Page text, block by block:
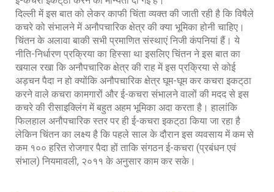
दिल्ली में इस बात को लेकर काफी चिंता व्यक्त की जाती रही है कि विषैले
कचरे को संभालने में अनौपचारिक क्षेत्र की क्या भूमिका होनी चाहिए।
चिंतन के अलावा बाकी सभी प्रमाणित संस्थाएं निजी कंपनियां हैं। ये
नीति-निर्धारण प्रक्रिया का हिस्सा था इसलिए चिंतन ने इस बात का
खयाल रखा कि अनौपचारिक क्षेत्र की राह में इस प्रक्रिया से कोई
अड़चन पैदा न हो क्योंकि अनौपचारिक क्षेत्र घूम-घूम कर कचरा इकट्‌ठा
करने वाले कचरा कामगारों और ई-कचरा संभालने वालों की मदद से इस
कचरे की रीसाइक्लिंग में बहुत अहम भूमिका अदा करता है। हालांकि
फिलहाल अनौपचारिक स्तर पर ही ई-कचरा इकट्‌ठा किया जा रहा है
लेकिन चिंतन का लक्ष्य है कि पहले साल के दौरान इस व्यवसाय में कम से
कम १०० हरित रोजगार पैदा हों ताकि संगठन ई-कचरा (प्रबंधन एवं
संभाल) नियमावली, २०११ के अनुसार काम कर सके।